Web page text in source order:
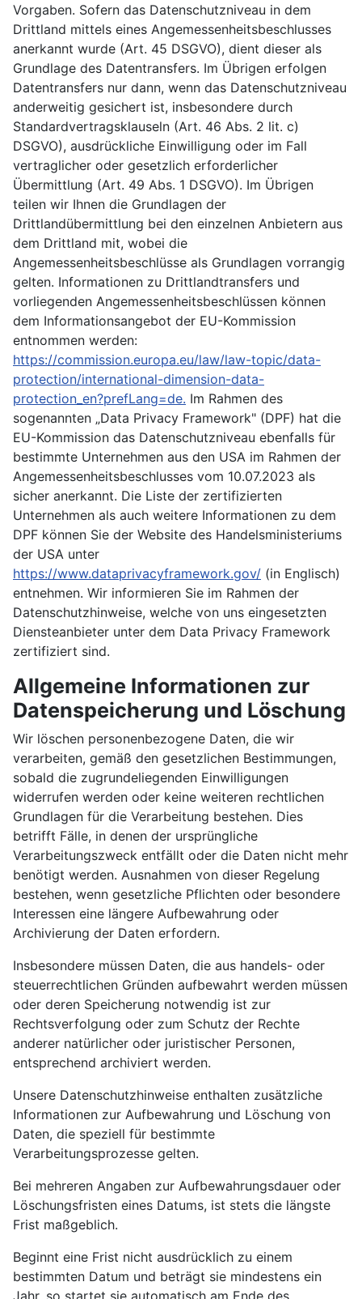
Vorgaben. Sofern das Datenschutzniveau in dem
Drittland mittels eines Angemessenheitsbeschlusses
anerkannt wurde (Art. 45 DSGVO), dient dieser als
Grundlage des Datentransfers. Im Übrigen erfolgen
Datentransfers nur dann, wenn das Datenschutzniveau
anderweitig gesichert ist, insbesondere durch
Standardvertragsklauseln (Art. 46 Abs. 2 lit. c)
DSGVO), ausdrückliche Einwilligung oder im Fall
vertraglicher oder gesetzlich erforderlicher
Übermittlung (Art. 49 Abs. 1 DSGVO). Im Übrigen
teilen wir Ihnen die Grundlagen der
Drittlandübermittlung bei den einzelnen Anbietern aus
dem Drittland mit, wobei die
Angemessenheitsbeschlüsse als Grundlagen vorrangig
gelten. Informationen zu Drittlandtransfers und
vorliegenden Angemessenheitsbeschlüssen können
dem Informationsangebot der EU-Kommission
entnommen werden:
https://commission.europa.eu/law/law-topic/data-
protection/international-dimension-data-
protection_en?prefLang=de. Im Rahmen des
sogenannten „Data Privacy Framework" (DPF) hat die
EU-Kommission das Datenschutzniveau ebenfalls für
bestimmte Unternehmen aus den USA im Rahmen der
Angemessenheitsbeschlusses vom 10.07.2023 als
sicher anerkannt. Die Liste der zertifizierten
Unternehmen als auch weitere Informationen zu dem
DPF können Sie der Website des Handelsministeriums
der USA unter
https://www.dataprivacyframework.gov/ (in Englisch)
entnehmen. Wir informieren Sie im Rahmen der
Datenschutzhinweise, welche von uns eingesetzten
Diensteanbieter unter dem Data Privacy Framework
zertifiziert sind.
Allgemeine Informationen zur
Datenspeicherung und Löschung
Wir löschen personenbezogene Daten, die wir
verarbeiten, gemäß den gesetzlichen Bestimmungen,
sobald die zugrundeliegenden Einwilligungen
widerrufen werden oder keine weiteren rechtlichen
Grundlagen für die Verarbeitung bestehen. Dies
betrifft Fälle, in denen der ursprüngliche
Verarbeitungszweck entfällt oder die Daten nicht mehr
benötigt werden. Ausnahmen von dieser Regelung
bestehen, wenn gesetzliche Pflichten oder besondere
Interessen eine längere Aufbewahrung oder
Archivierung der Daten erfordern.
Insbesondere müssen Daten, die aus handels- oder
steuerrechtlichen Gründen aufbewahrt werden müssen
oder deren Speicherung notwendig ist zur
Rechtsverfolgung oder zum Schutz der Rechte
anderer natürlicher oder juristischer Personen,
entsprechend archiviert werden.
Unsere Datenschutzhinweise enthalten zusätzliche
Informationen zur Aufbewahrung und Löschung von
Daten, die speziell für bestimmte
Verarbeitungsprozesse gelten.
Bei mehreren Angaben zur Aufbewahrungsdauer oder
Löschungsfristen eines Datums, ist stets die längste
Frist maßgeblich.
Beginnt eine Frist nicht ausdrücklich zu einem
bestimmten Datum und beträgt sie mindestens ein